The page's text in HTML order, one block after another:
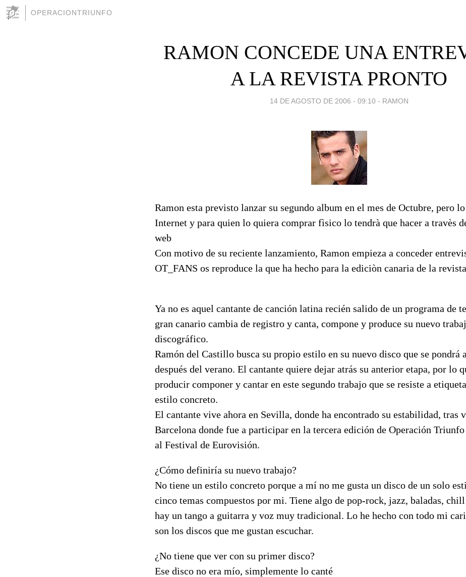
OPERACIONTRIUNFO
RAMON CONCEDE UNA
A LA REVISTA PRONTO
14 DE AGOSTO DE 2006 - 09:10 - RAMON
Ramon esta previsto lanzar su segundo album en el mes de Octubre, pero
Internet y para quien lo quiera comprar fìsico lo tendrà que hacer a travès
web
Con motivo de su reciente lanzamiento, Ramon empieza a conceder
OT_FANS os reproduce la que ha hecho para la ediciòn canaria de la
Ya no es aquel cantante de canción latina recién salido de un programa de
gran canario cambia de registro y canta, compone y produce su nuevo
discográfico.
Ramón del Castillo busca su propio estilo en su nuevo disco que se pondrá
después del verano. El cantante quiere dejar atrás su anterior etapa, por lo
producir componer y cantar en este segundo trabajo que se resiste a
estilo concreto.
El cantante vive ahora en Sevilla, donde ha encontrado su estabilidad, tras
Barcelona donde fue a participar en la tercera edición de Operación
al Festival de Eurovisión.
¿Cómo definiría su nuevo trabajo?
No tiene un estilo concreto porque a mí no me gusta un disco de un solo
cinco temas compuestos por mi. Tiene algo de pop-rock, jazz, baladas,
hay un tango a guitarra y voz muy tradicional. Lo he hecho con todo mi
son los discos que me gustan escuchar.
¿No tiene que ver con su primer disco?
Ese disco no era mío, simplemente lo canté